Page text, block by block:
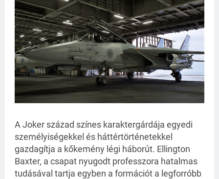
A Joker század színes karaktergárdája egyedi
személyiségekkel és háttértörténetekkel
gazdagítja a kőkemény légi háborút. Ellington
Baxter, a csapat nyugodt professzora hatalmas
tudásával tartja egyben a formációt a legforróbb